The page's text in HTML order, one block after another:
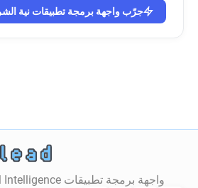
جرّب واجهة برمجة تطبيقات نية
واجهة برمجة تطبيقات B2B Lead & Email Intelligence